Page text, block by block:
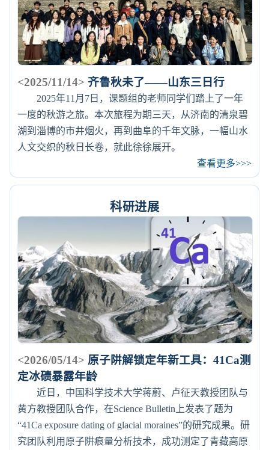
<2025/11/14> 齐鲁秋未了——山东三日行
2025年11月7日，课题组的老师同学们踏上了一年
一度的秋游之旅。本次旅程为期三天，从济南的清泉碧
湖到淄博的市井烟火，再到曲阜的千年文脉，一幅山水
人文交织的秋日长卷，就此徐徐展开。
查看更多>>>
科研进展
<2026/05/14> 原子阱解锁定年新工具：41Ca测
定冰碛暴露年龄
近日，中国科学技术大学蒋蔚、卢征天教授团队与
黄方教授团队合作，在Science Bulletin上发表了题为
“41Ca exposure dating of glacial moraines”的研究成果。研
究团队利用原子阱痕量分析技术，成功测定了青藏高原